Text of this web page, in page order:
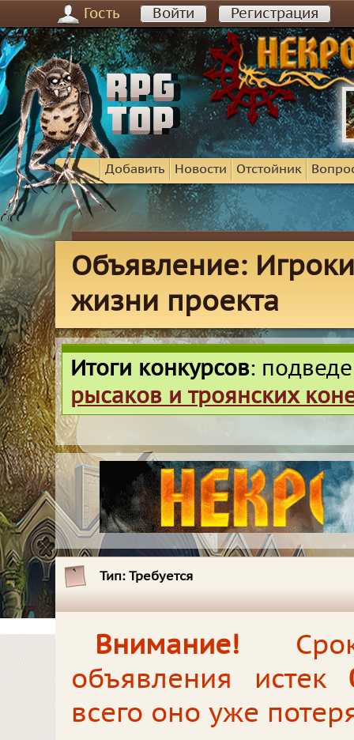
Гость Войти Регистрация
Добавить Новости Отстойник
Объявление:
жизни проекта
Итоги конкурсов:
рысаков и троянских
Тип: Требуется
Внимание! Срок
объявления истек
всего оно уже